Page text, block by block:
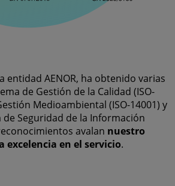
entidad AENOR, ha obtenido varias
de Gestión de la Calidad (ISO-
Medioambiental (ISO-14001) y
de Seguridad de la Información
avalan nuestro
excelencia en el servicio.